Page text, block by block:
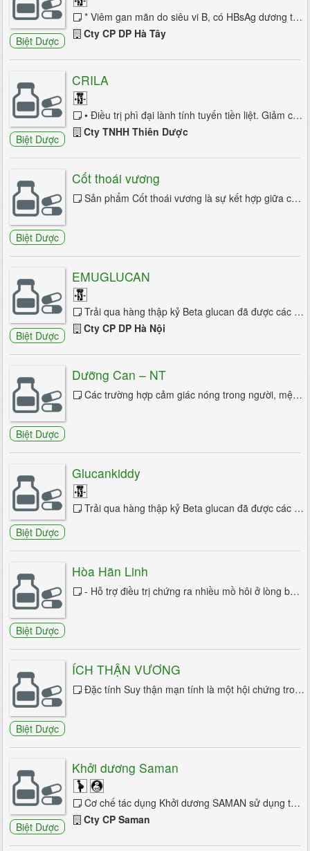
Chấn thương sọ não
Hội chứng ống cổ tay
HC mệt mỏi mạn
Hoa mắt chóng mặt
Hoa mắt và chóng mặt
Lú lẫn
Liệt mặt ngoại biên
Liệt nửa mặt
Liệt nửa người
Lo âu
Loạn dưỡng cơ
Loạn trương lực cơ
Múa giật
Mộng du
Ngất
Nhức đầu
Nhược cơ
Parkinson
Parkinson thứ phát
Rối loạn giấc ngủ
700/24 trang
Biệt Dược
* Viêm gan mãn do siêu vi B, có HBsAg dương tính * Viêm gan cấp và mãn tính do mọi nguyên nhân * Suy giảm chức năng gan với các biểu hiện mệ mỏi,...
Cty CP DP Hà Tây
Biệt Dược
CRILA
• Điều trị phì đại lành tính tuyến tiền liệt. Giảm các triệu chứng của bệnh phì đại lành tính tuyến tiền liệt (đi tiểu khó, đi ...
Cty TNHH Thiên Dược
Biệt Dược
Cốt thoái vương
Sản phẩm Cốt thoái vương là sự kết hợp giữa các loại thảo dược thiên nhiên, các Vitamin, Glycin tạo thành một công thức toàn diện hỗ trợ...
Biệt Dược
EMUGLUCAN
Trải qua hàng thập kỷ Beta glucan đã được các nhà khoa học biết đến là một thành phần của thực vật. Trong hơn hai mươi năm nay, nó đã ...
Cty CP DP Hà Nội
Biệt Dược
Dưỡng Can – NT
Các trường hợp cảm giác nóng trong người, mệt mỏi, bứt rứt khó chịu, ăn khó tiêu, mẩn ngứa trên da, vàng da, sạm da là những triệu chứng ...
Biệt Dược
Glucankiddy
Trải qua hàng thập kỷ Beta glucan đã được các nhà khoa học biết đến là một thành phần của thực vật. Từ những năm 60 nó đã được nghiên...
Biệt Dược
Hòa Hãn Linh
- Hỗ trợ điều trị chứng ra nhiều mồ hôi ở lòng bàn tay, lòng bàn chân, ngực, trán và lưng… - Giúp giảm bớt tình trạng hồi hộp, lo âu. -...
Biệt Dược
ÍCH THẬN VƯƠNG
Đặc tính Suy thận mạn tính là một hội chứng trong đó thận mất dần và vĩnh viễn chức năng theo thời gian, chỉ biểu hiện triệu ...
Biệt Dược
Khởi dương Saman
Cơ chế tác dụng Khởi dương SAMAN sử dụng thảo dược chứa nhiều L-arginine, trong cơ thể chúng được chuyển hóa thành NO (Nitric Oxit) ức chế ...
Cty CP Saman